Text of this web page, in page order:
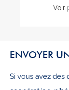
ENVOYER
Si vous avez